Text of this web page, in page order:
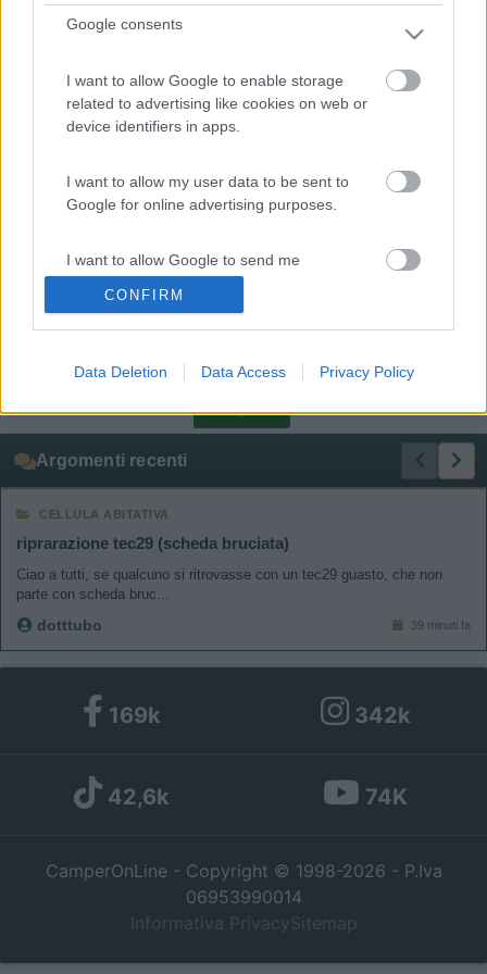
Google consents
I want to allow Google to enable storage
related to advertising like cookies on web or
device identifiers in apps.
I want to allow my user data to be sent to
Google for online advertising purposes.
I want to allow Google to send me
related to analytics like cookies on web or
device identifiers in apps.
I want to allow Google to enable storage
related to functionality of the website or app.
I want to allow Google to enable storage
related to personalization.
I want to allow Google to enable storage
related to security, including authentication
user protection.
CONFIRM
Data Deletion Data Access Privacy Policy
del vetrino originale. Funziona tutto a meraviglia, anche il
consumo di corrente è diminuito, unica pecca la luce non è
Comunque se vuoi proprio cambiare i led, guarda anche su e-
bay, poi comperi anche le lampadine a led. Ciao.[8D]
< 1 >
Argomenti recenti
CELLULA ABITATIVA
riprarazione tec29 (scheda bruciata)
Ciao a tutti, se qualcuno si ritrovasse con un tec29 guasto, che non
parte con scheda bruc...
dotttubo 39 minuti fa
169k 342k
42,6k 74K
CamperOnLine - Copyright © 1998-2026 - P.Iva
06953990014
Informativa Privacy Sitemap